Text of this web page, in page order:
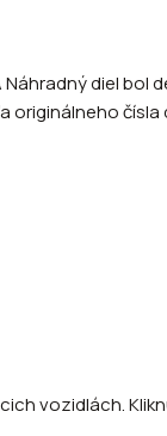
diel bol
čísla
vozidlách.